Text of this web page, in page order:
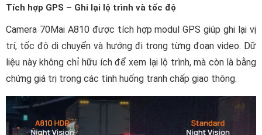
Tích hợp GPS – Ghi lại lộ trình và tốc độ
Camera 70Mai A810 được tích hợp modul GPS giúp ghi lại vị
trí, tốc độ di chuyển và hướng đi trong từng đoạn video. Dữ
liệu này không chỉ hữu ích để xem lại lộ trình, mà còn là bằng
chứng giá trị trong các tình huống tranh chấp giao thông.